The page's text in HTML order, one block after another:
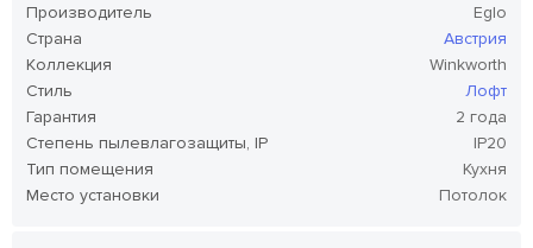
Производитель
Eglo
Страна
Австрия
Коллекция
Winkworth
Стиль
Лофт
Гарантия
2 года
Степень пылевлагозащиты, IP
IP20
Тип помещения
Кухня
Место установки
Потолок